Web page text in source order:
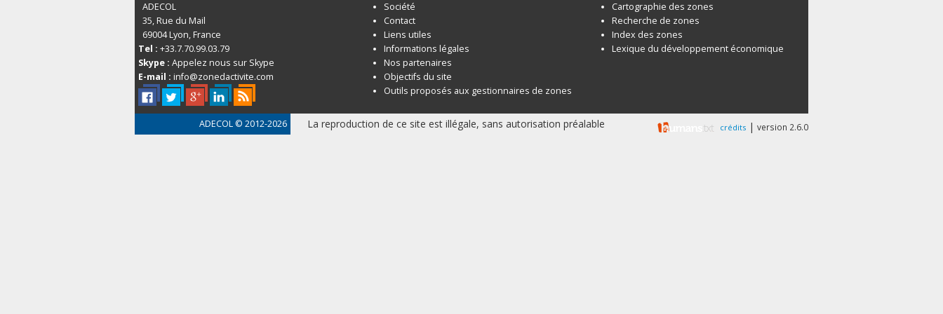
ADECOL
35, Rue du Mail
69004Lyon, France
Tel : +33.7.70.99.03.79
Skype : Appelez nous sur Skype
E-mail : info@zonedactivite.com
Société
Contact
Liens utiles
Informations légales
Nos partenaires
Objectifs du site
Outils proposés aux gestionnaires de zones
Cartographie des zones
Recherche de zones
Index des zones
Lexique du développement économique
ADECOL© 2012-2026 La reproduction de ce site est illégale, sans autorisation préalable crédits| version 2.6.0